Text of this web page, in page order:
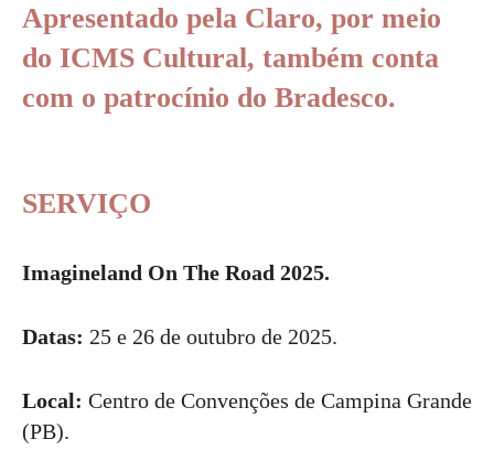
Apresentado pela Claro, por meio
do ICMS Cultural, também conta
com o patrocínio do Bradesco.
SERVIÇO
Imagineland On The Road 2025.
Datas: 25 e 26 de outubro de 2025.
Local: Centro de Convenções de Campina Grande
(PB).